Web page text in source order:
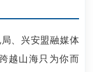
、兴安盟融媒体
越山海只为你而